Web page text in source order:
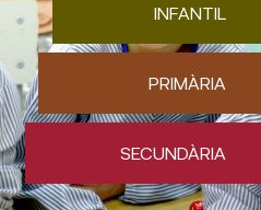
INFANTIL
PRIMÀRIA
SECUNDÀRIA